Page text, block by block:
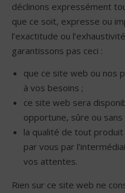
déclinons expressément
que ce soit, expresse ou
l’exactitude ou
garantissons pas ceci :
que ce site web ou nos
à vos besoins ;
ce site web sera
opportune, sûre ou sans
la qualité de tout
par vous par
vos attentes.
Rien sur ce site web ne